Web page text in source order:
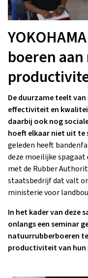
boeren
De duurzame teelt
effectiviteit en
daarbij ook nog
hoeft elkaar niet uit te
geleden heeft
deze moeilijke
met de Rubber
staatsbedrijf dat valt
ministerie voor
In het kader van deze
onlangs een seminar
natuurrubberboeren
productiviteit van hun